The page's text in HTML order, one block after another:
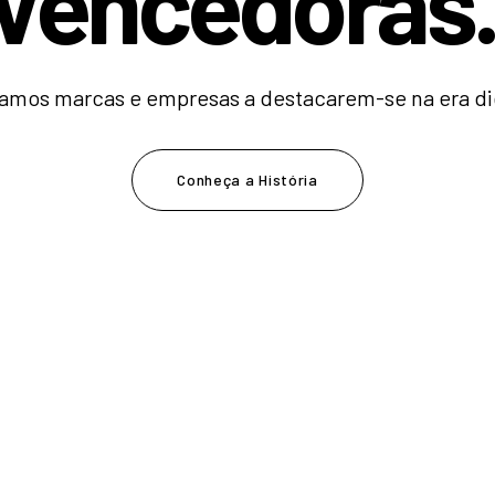
marcas e empresas a destacarem-se na era
Conheça a História